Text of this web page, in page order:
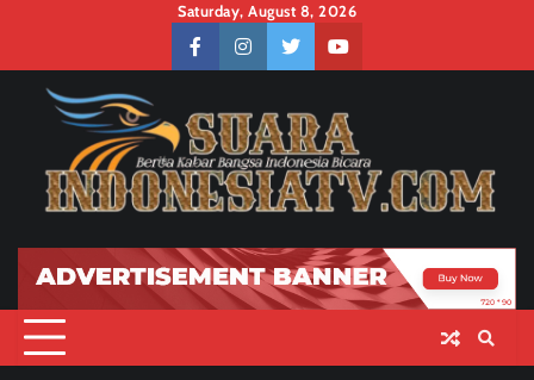
content
Saturday, August 8, 2026
facebookinstagramtwitteryoutube